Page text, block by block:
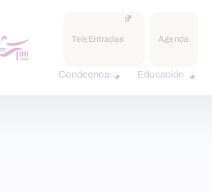
TeleEntradas Agenda
Conócenos Educación